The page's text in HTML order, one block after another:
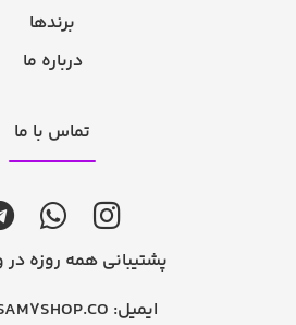
برندها
درباره ما
تماس با ما
پشتیبانی همه روزه
ایمیل: